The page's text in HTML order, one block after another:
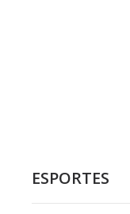
ESPORTES